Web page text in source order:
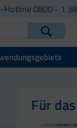
Hotline 0800 - 1
Für
Für
Für